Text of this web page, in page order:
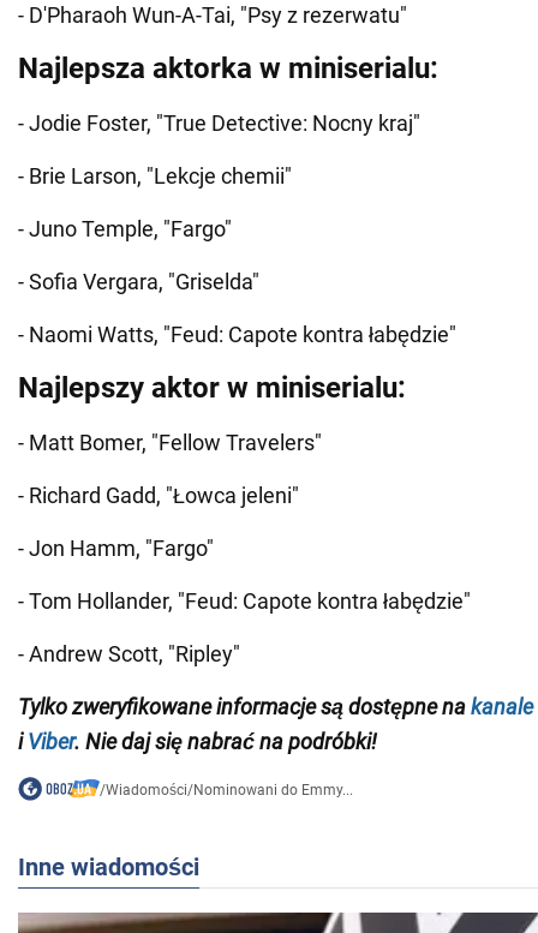
- D'Pharaoh Wun-A-Tai, "Psy z rezerwatu"
Najlepsza aktorka w miniserialu:
- Jodie Foster, "True Detective: Nocny kraj"
- Brie Larson, "Lekcje chemii"
- Juno Temple, "Fargo"
- Sofia Vergara, "Griselda"
- Naomi Watts, "Feud: Capote kontra łabędzie"
Najlepszy aktor w miniserialu:
- Matt Bomer, "Fellow Travelers"
- Richard Gadd, "Łowca jeleni"
- Jon Hamm, "Fargo"
- Tom Hollander, "Feud: Capote kontra łabędzie"
- Andrew Scott, "Ripley"
Tylko zweryfikowane informacje są dostępne nakanale
iViber. Nie daj się nabrać na podróbki!
/Wiadomości/Nominowani do Emmy...
Inne wiadomości